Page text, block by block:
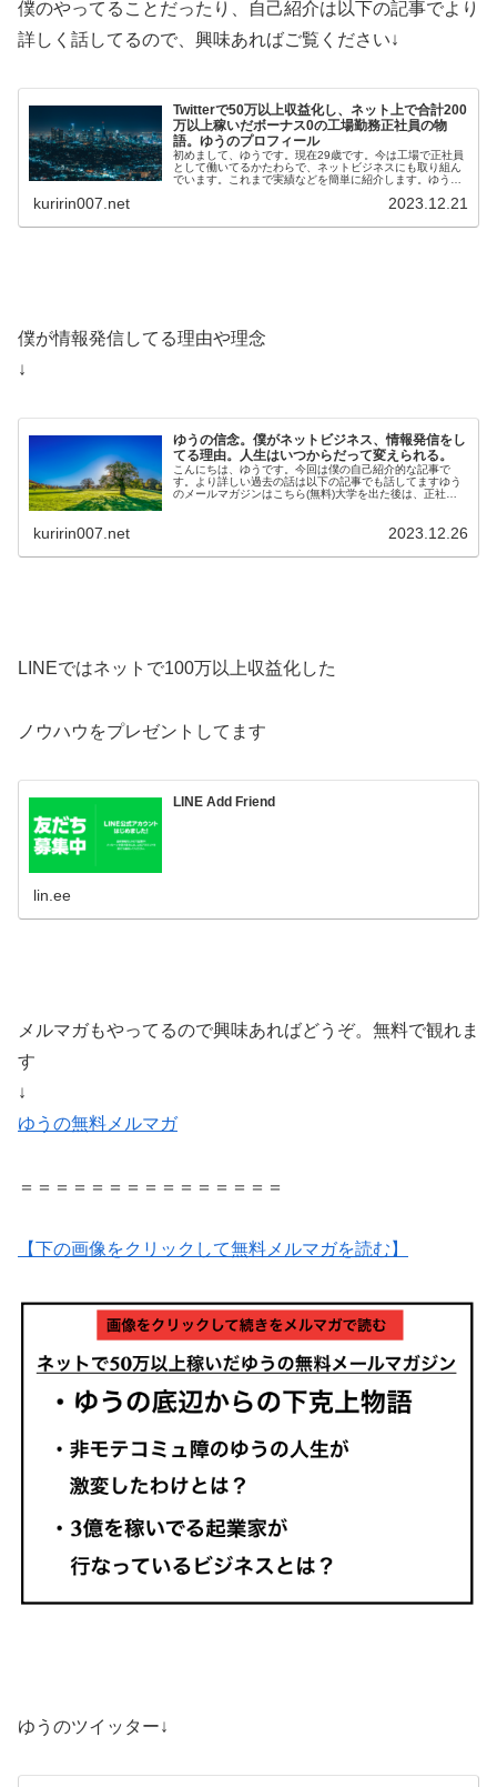
僕のやってることだったり、自己紹介は以下の記事でより
詳しく話してるので、興味あればご覧ください↓
Twitterで50万以上収益化し、ネット上で合計200
万以上稼いだボーナス0の工場勤務正社員の物
語。ゆうのプロフィール
初めまして、ゆうです。現在29歳です。今は工場で正社員
として働いてるかたわらで、ネットビジネスにも取り組ん
でいます。これまで実績などを簡単に紹介します。ゆうの
kuririn007.net 2023.12.21
僕が情報発信してる理由や理念
↓
ゆうの信念。僕がネットビジネス、情報発信をし
てる理由。人生はいつからだって変えられる。
こんにちは、ゆうです。今回は僕の自己紹介的な記事で
す。より詳しい過去の話は以下の記事でも話してますゆう
のメールマガジンはこちら(無料)大学を出た後は、正社員
kuririn007.net 2023.12.26
LINEではネットで100万以上収益化した
ノウハウをプレゼントしてます
LINE Add Friend
lin.ee
メルマガもやってるので興味あればどうぞ。無料で観れま
す
↓
ゆうの無料メルマガ
＝＝＝＝＝＝＝＝＝＝＝＝＝＝＝
【下の画像をクリックして無料メルマガを読む】
ゆうのツイッター↓